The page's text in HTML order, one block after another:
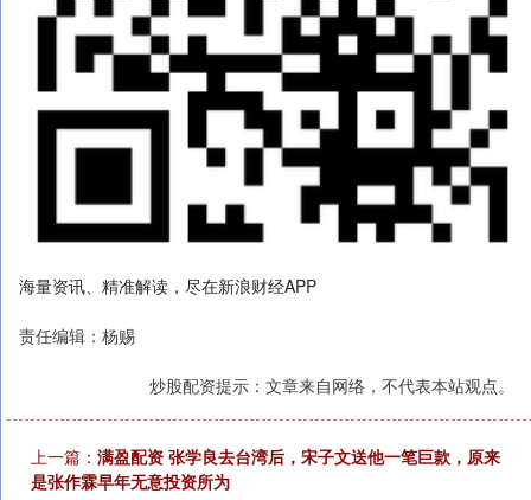
海量资讯、精准解读，尽在新浪财经APP
责任编辑：杨赐
炒股配资提示：文章来自网络，不代表本站观点。
上一篇： 满盈配资 张学良去台湾后，宋子文送他一笔巨款，原来
是张作霖早年无意投资所为